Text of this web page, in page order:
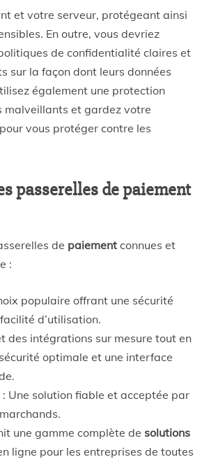
et votre serveur, protégeant ainsi
En outre, vous devriez
de confidentialité claires et
sur la façon dont leurs données
également une protection
malveillants et gardez votre
vous protéger contre les
passerelles de paiement
de paiement connues et
:
populaire offrant une sécurité
d’utilisation.
des intégrations sur mesure tout en
optimale et une interface
: Une solution fiable et acceptée par
une gamme complète de solutions
ligne pour les entreprises de toutes